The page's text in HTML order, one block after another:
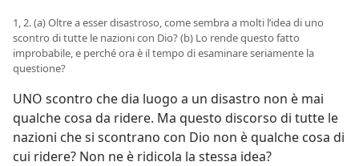
1, 2. (a) Oltre a esser disastroso, come sembra a molti l’idea di uno
scontro di tutte le nazioni con Dio? (b) Lo rende questo fatto
improbabile, e perché ora è il tempo di esaminare seriamente la
questione?
UNO scontro che dia luogo a un disastro non è mai
qualche cosa da ridere. Ma questo discorso di tutte le
nazioni che si scontrano con Dio non è qualche cosa di
cui ridere? Non ne è ridicola la stessa idea?